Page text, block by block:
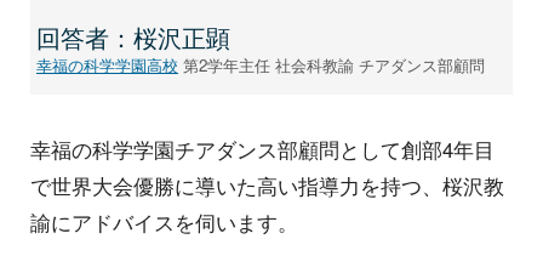
回答者：桜沢正顕
幸福の科学学園高校 第2学年主任 社会科教諭 チアダンス部顧問
幸福の科学学園チアダンス部顧問として創部4年目
で世界大会優勝に導いた高い指導力を持つ、桜沢教
諭にアドバイスを伺います。